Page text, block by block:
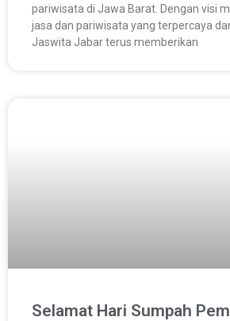
pariwisata di Jawa Barat. Dengan visi
jasa dan pariwisata yang terpercaya
Jaswita Jabar terus memberikan
Selamat Hari Sumpah